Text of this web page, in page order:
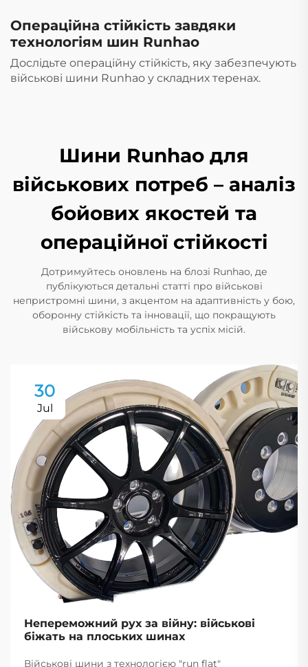
Операційна стійкість завдяки
технологіям шин Runhao
Дослідьте операційну стійкість, яку забезпечують
військові шини Runhao у складних теренах.
Шини Runhao для
військових потреб – аналіз
бойових якостей та
операційної стійкості
Дотримуйтесь оновлень на блозі Runhao, де
публікуються детальні статті про військові
непристромні шини, з акцентом на адаптивність у бою,
оборонну стійкість та інновації, що покращують
військову мобільність та успіх місій.
30
Jul
Непереможний рух за війну: військові
біжать на плоських шинах
Військові шини з технологією "run flat"